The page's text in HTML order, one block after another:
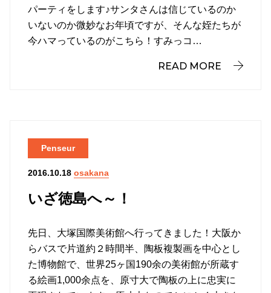
パーティをします♪サンタさんは信じているのか
いないのか微妙なお年頃ですが、そんな姪たちが
今ハマっているのがこちら！すみっコ…
READ MORE
いざ徳島へ～！
Penseur
2016.10.18 osakana
先日、大塚国際美術館へ行ってきました！大阪か
らバスで片道約２時間半、陶板複製画を中心とし
た博物館で、世界25ヶ国190余の美術館が所蔵す
る絵画1,000余点を、原寸大で陶板の上に忠実に